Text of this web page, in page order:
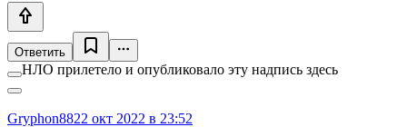
Ответить
НЛО прилетело и опубликовало эту надпись здесь
Gryphon8822 окт 2022 в 23:52